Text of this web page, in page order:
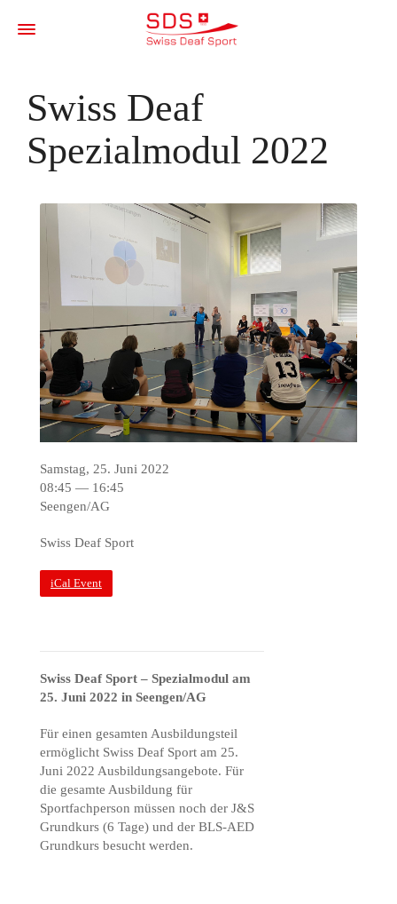
Swiss Deaf
Spezialmodul 2022
Swiss Deaf Sport – Spezialmodul am
25. Juni 2022 in Seengen/AG
Für einen gesamten Ausbildungsteil
ermöglicht Swiss Deaf Sport am 25.
Juni 2022 Ausbildungsangebote. Für
die gesamte Ausbildung für
Sportfachperson müssen noch der J&S
Grundkurs (6 Tage) und der BLS-AED
Grundkurs besucht werden.
Samstag, 25. Juni 2022
08:45 — 16:45
Seengen/AG
Swiss Deaf Sport
iCal Event